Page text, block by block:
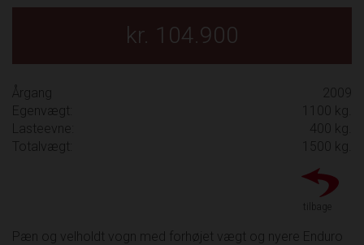
kr. 104.900
Årgang
2009
Egenvægt:
1100 kg.
Lasteevne:
400 kg.
Totalvægt:
1500 kg.
tilbage
Pæn og velholdt vogn med forhøjet vægt og nyere Enduro